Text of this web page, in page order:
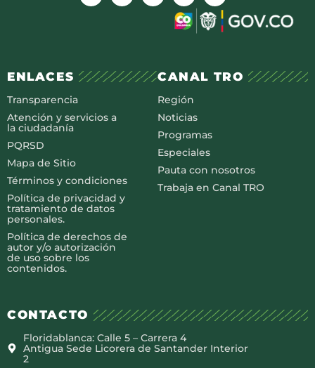
ENLACES
Transparencia
Atención y servicios a
la ciudadanía
PQRSD
Mapa de Sitio
Términos y condiciones
Política de privacidad y
tratamiento de datos
personales.
Política de derechos de
autor y/o autorización
de uso sobre los
contenidos.
CANAL TRO
Región
Noticias
Programas
Especiales
Pauta con nosotros
Trabaja en Canal TRO
CONTACTO
Floridablanca: Calle 5 – Carrera 4
Antigua Sede Licorera de Santander Interior
2